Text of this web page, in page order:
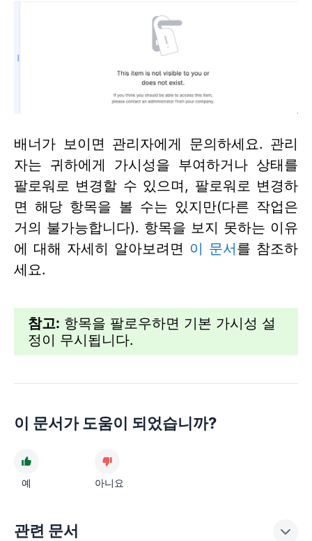
배너가 보이면 관리자에게 문의하세요. 관리
자는 귀하에게 가시성을 부여하거나 상태를
팔로워로 변경할 수 있으며, 팔로워로 변경하
면 해당 항목을 볼 수는 있지만(다른 작업은
거의 불가능합니다). 항목을 보지 못하는 이유
에 대해 자세히 알아보려면 이 문서를 참조하
세요.
참고: 항목을 팔로우하면 기본 가시성 설
정이 무시됩니다.
이 문서가 도움이 되었습니까?
예 아니요
관련 문서